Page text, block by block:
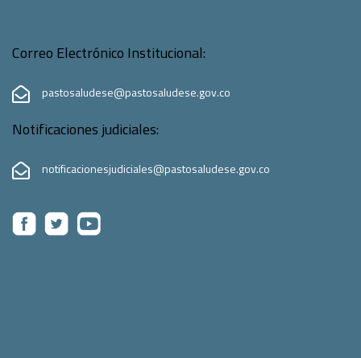
Correo Electrónico Institucional:
pastosaludese@pastosaludese.gov.co
Notificaciones judiciales:
notificacionesjudiciales@pastosaludese.gov.co